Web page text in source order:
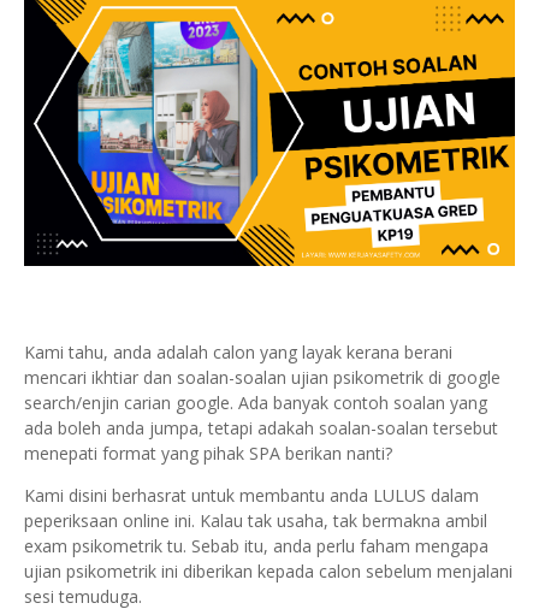
Kami tahu, anda adalah calon yang layak kerana berani
mencari ikhtiar dan soalan-soalan ujian psikometrik di google
search/enjin carian google. Ada banyak contoh soalan yang
ada boleh anda jumpa, tetapi adakah soalan-soalan tersebut
menepati format yang pihak SPA berikan nanti?
Kami disini berhasrat untuk membantu anda LULUS dalam
peperiksaan online ini. Kalau tak usaha, tak bermakna ambil
exam psikometrik tu. Sebab itu, anda perlu faham mengapa
ujian psikometrik ini diberikan kepada calon sebelum menjalani
sesi temuduga.